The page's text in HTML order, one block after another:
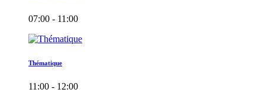
07:00 - 11:00
Thématique
11:00 - 12:00